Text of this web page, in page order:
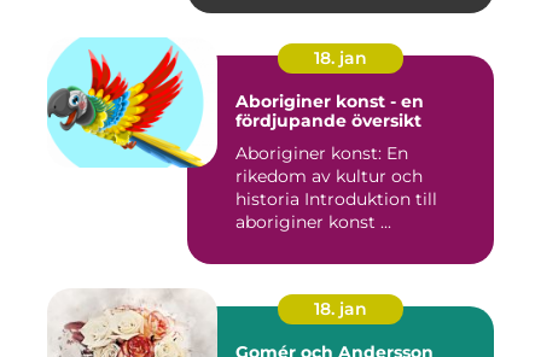
18. jan
Aboriginer konst - en
fördjupande översikt
Aboriginer konst: En
rikedom av kultur och
historia Introduktion till
aboriginer konst ...
18. jan
Gomér och Andersson